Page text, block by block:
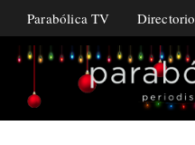
Parabólica TV Directorio